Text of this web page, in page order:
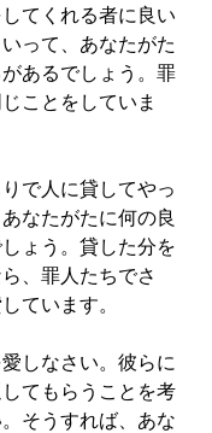
てくれる者に良い
って、あなたがた
あるでしょう。罪
ことをしていま
で人に貸してやっ
なたがたに何の良
ょう。貸した分を
、罪人たちでさ
ています。
しなさい。彼らに
てもらうことを考
そうすれば、あな